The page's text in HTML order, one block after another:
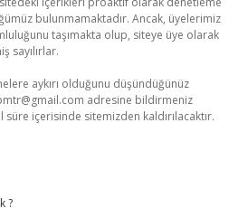
bulunmamaktadır. Ancak, üyelerimiz
taşımakta olup, siteye üye olarak
sayılırlar.
aykırı olduğunu düşündüğünüz
adresine bildirmeniz
içerisinde sitemizden kaldırılacaktır.
?